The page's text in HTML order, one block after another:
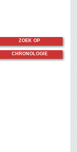
ZOEK OP
CHRONOLOGIE